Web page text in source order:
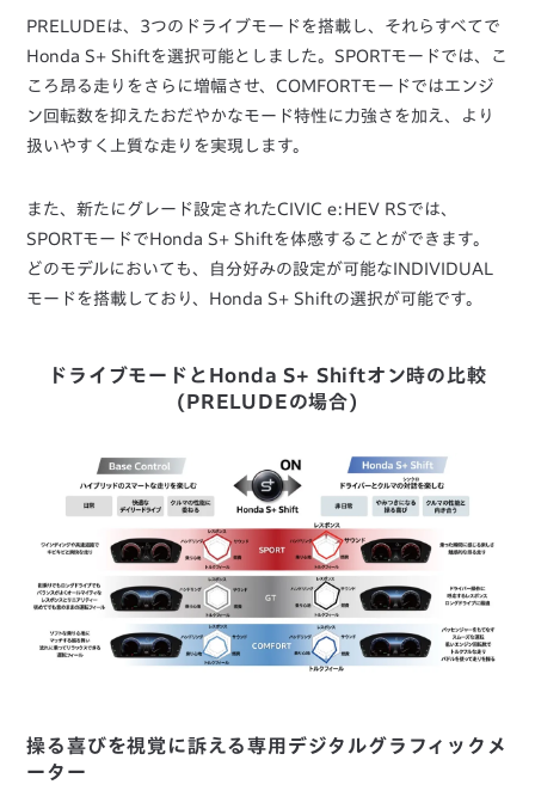
PRELUDEは、3つのドライブモードを搭載し、それらすべてで
Honda S+ Shiftを選択可能としました。SPORTモードでは、こ
ころ昂る走りをさらに増幅させ、COMFORTモードではエンジ
ン回転数を抑えたおだやかなモード特性に力強さを加え、より
扱いやすく上質な走りを実現します。
また、新たにグレード設定されたCIVIC e:HEV RSでは、
SPORTモードでHonda S+ Shiftを体感することができます。
どのモデルにおいても、自分好みの設定が可能なINDIVIDUAL
モードを搭載しており、Honda S+ Shiftの選択が可能です。
ドライブモードとHonda S+ Shiftオン時の比較
(PRELUDEの場合)
操る喜びを視覚に訴える専用デジタルグラフィックメ
ーター